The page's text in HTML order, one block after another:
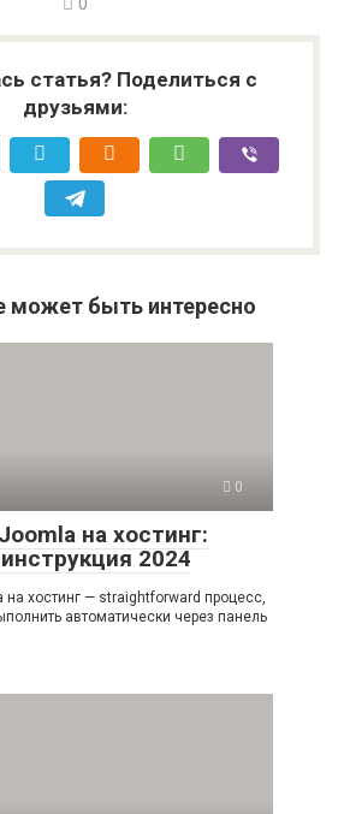
статья? Поделиться с
друзьями:
может быть интересно
0
на хостинг:
2024
на хостинг — straightforward процесс,
автоматически через панель